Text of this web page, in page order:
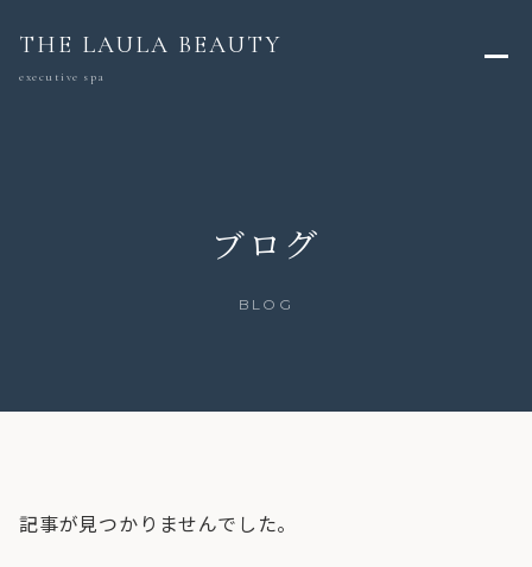
THE LAULA BEAUTY
executive spa
ブログ
BLOG
記事が見つかりませんでした。